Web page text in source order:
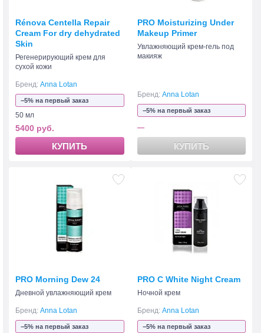
Rénova Centella Repair
Cream For dry dehydrated
Skin
Регенерирующий крем для
сухой кожи
Бренд: Anna Lotan
−5% на первый заказ
50 мл
5400 руб.
КУПИТЬ
PRO Moisturizing Under
Makeup Primer
Увлажняющий крем-гель под
макияж
Бренд: Anna Lotan
−5% на первый заказ
—
КУПИТЬ
PRO Morning Dew 24
Дневной увлажняющий крем
Бренд: Anna Lotan
−5% на первый заказ
PRO C White Night Cream
Ночной крем
Бренд: Anna Lotan
−5% на первый заказ